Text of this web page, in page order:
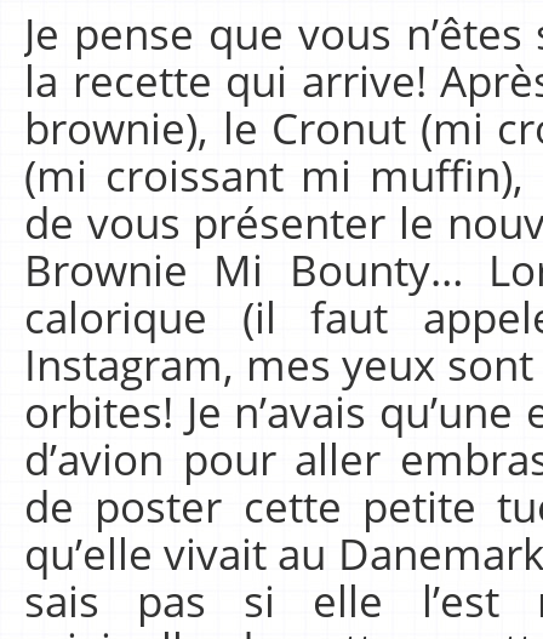
Je pense que vous
la recette qui arrive!
brownie), le Cronut (mi
(mi croissant mi muffin),
de vous présenter le
Brownie Mi Bounty…
calorique (il faut
Instagram, mes yeux
orbites! Je n’avais
d’avion pour aller
de poster cette petite
qu’elle vivait au
sais pas si elle l’est